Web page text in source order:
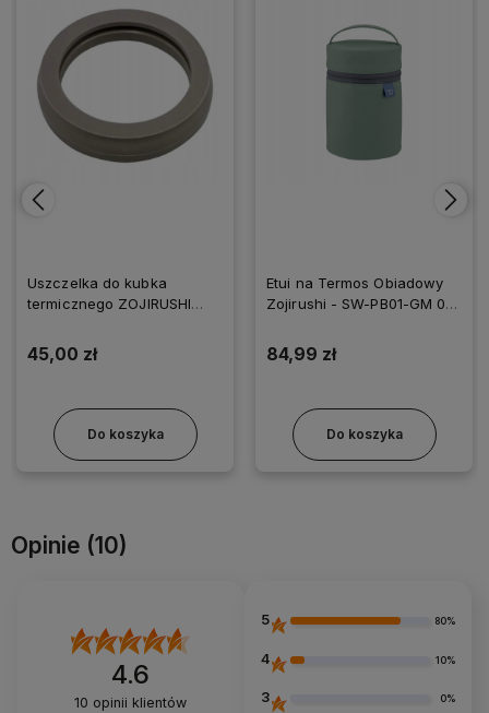
Uszczelka do kubka
termicznego ZOJIRUSHI
45,00 zł
Do koszyka
Etui na Termos Obiadowy
Zojirushi - SW-PB01-GM 0,4
84,99 zł
Do koszyka
Opinie (10)
4.6
10 opinii klientów
5 80%
4 10%
3 0%